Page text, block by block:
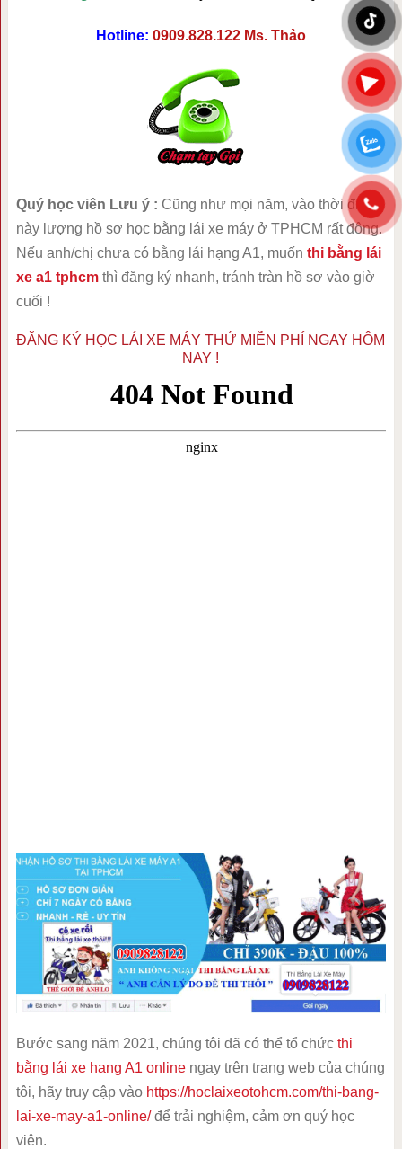
Hotline: 0909.828.122Ms. Thảo
Quý học viên Lưu ý : Cũng như mọi năm, vào thời điểm
này lượng hồ sơ học bằng lái xe máy ở TPHCM rất đông.
Nếu anh/chị chưa có bằng lái hạng A1, muốn thi bằng lái
xe a1 tphcmthì đăng ký nhanh, tránh tràn hồ sơ vào giờ
cuối !
ĐĂNG KÝ HỌC LÁI XE MÁY THỬ MIỄN PHÍ NGAY HÔM
NAY !
Bước sang năm 2021, chúng tôi đã có thể tổ chức thi
bằng lái xe hạng A1 onlinengay trên trang web của chúng
tôi, hãy truy cập vào https://hoclaixeotohcm.com/thi-bang-
lai-xe-may-a1-online/để trải nghiệm, cảm ơn quý học
viên.